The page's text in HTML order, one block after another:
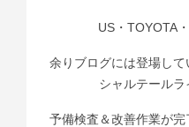
US・TOYOTA
余りブログには登場し
シャルテール
予備検査＆改善作業が